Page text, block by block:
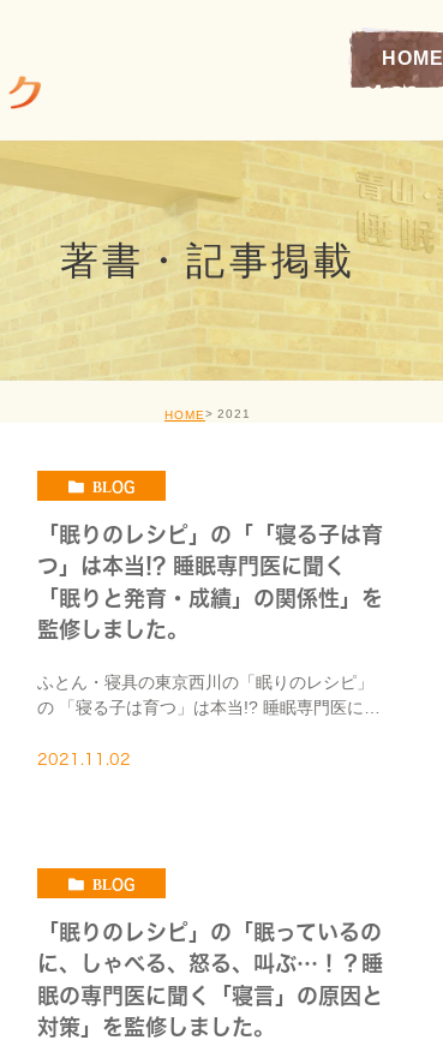
HOME
著書・記事掲載
HOME 2021
BLOG
「眠りのレシピ」の「「寝る子は育
つ」は本当!? 睡眠専門医に聞く
「眠りと発育・成績」の関係性」を
監修しました。
ふとん・寝具の東京西川の「眠りのレシピ」
の 「寝る子は育つ」は本当!? 睡眠専門医に聞
した。睡眠と成長ホルモンの関係、寝不足が
2021.11.02
BLOG
「眠りのレシピ」の「眠っているの
に、しゃべる、怒る、叫ぶ…！？睡
眠の専門医に聞く「寝言」の原因と
対策」を監修しました。